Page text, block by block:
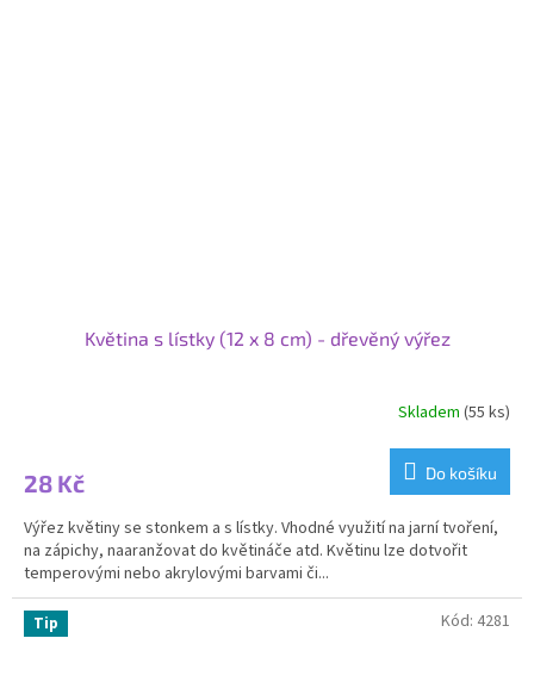
Květina s lístky (12 x 8 cm) - dřevěný výřez
Skladem (55 ks)
28 Kč Do košíku
Výřez květiny se stonkem a s lístky. Vhodné využití na jarní tvoření,
na zápichy, naaranžovat do květináče atd. Květinu lze dotvořit
temperovými nebo akrylovými barvami či...
Tip Kód: 4281